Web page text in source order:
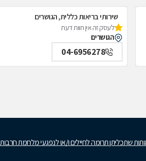
שירותי בריאות כללית, הגושרים
לעסק זה אין חוות דעת
הגושרים
04-6956278
שתכליתן תרומה לחיילים ו/או לנפגעי מלחמת